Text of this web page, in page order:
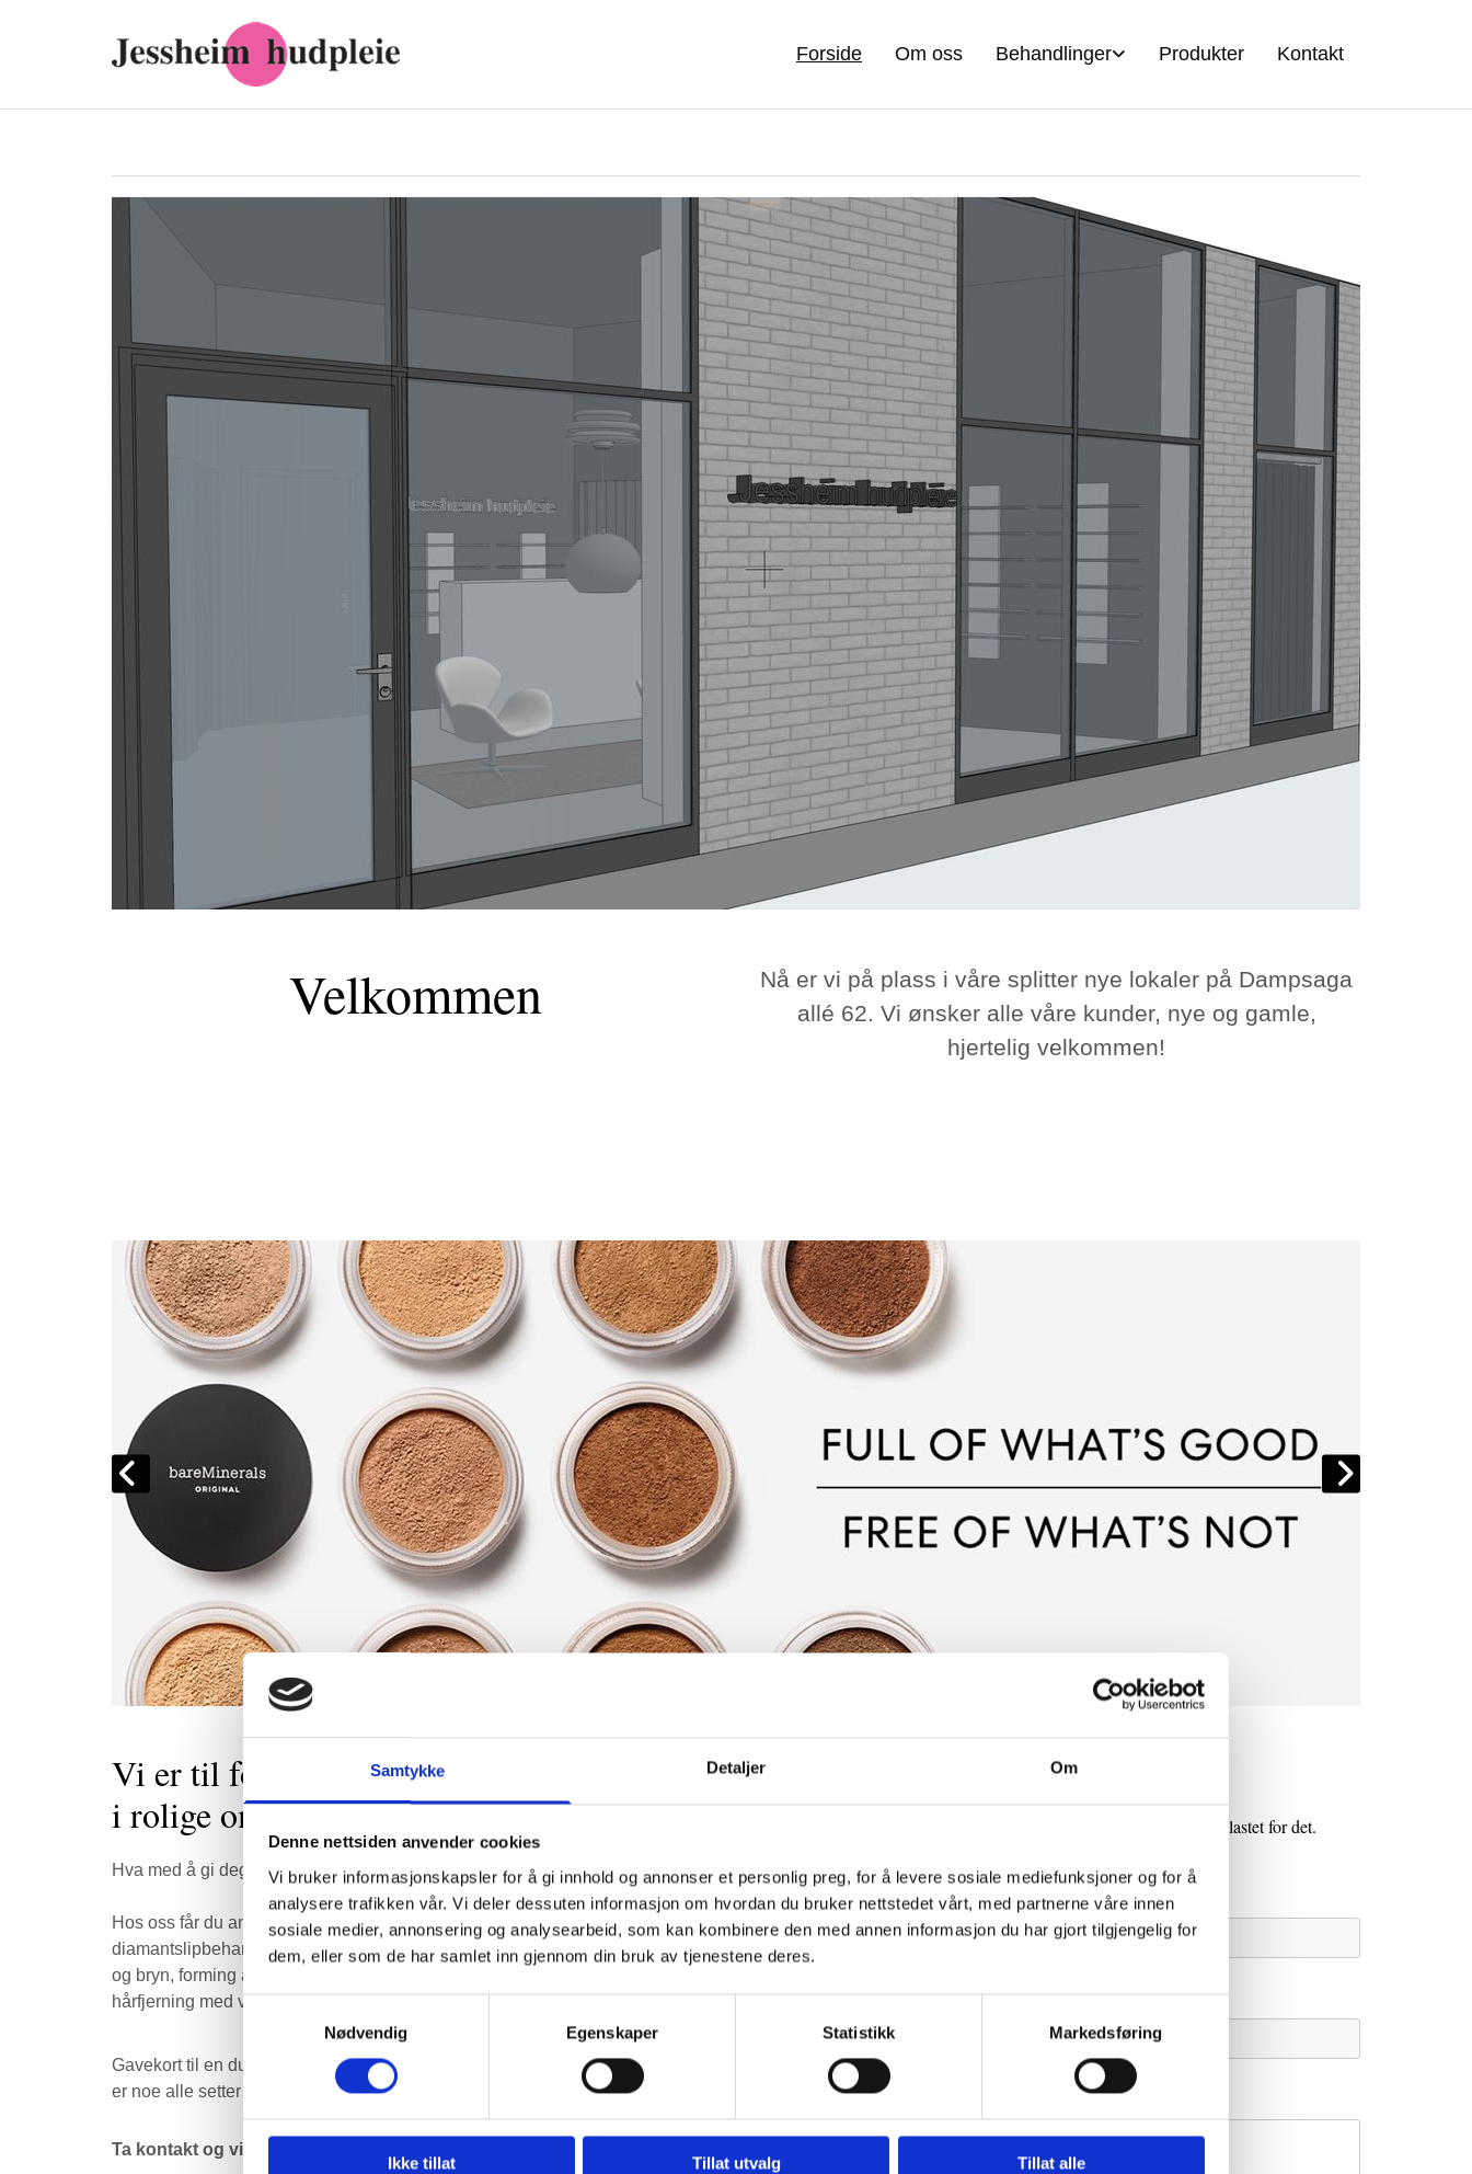
Samtykke Detaljer Om
Denne nettsiden anvender cookies
Vi bruker informasjonskapsler for å gi innhold og annonser et personlig preg, for å levere sosiale mediefunksjoner og for å
analysere trafikken vår. Vi deler dessuten informasjon om hvordan du bruker nettstedet vårt, med partnerne våre innen
sosiale medier, annonsering og analysearbeid, som kan kombinere den med annen informasjon du har gjort tilgjengelig for
dem, eller som de har samlet inn gjennom din bruk av tjenestene deres.
Samtykkevalg
Nødvendig
Egenskaper Statistikk Markedsføring
Ikke tillat Tillat utvalg Tillat alle
Forside Om oss Behandlinger Produkter Kontakt
Velkommen
Nå er vi på plass i våre splitter nye lokaler på Dampsaga
allé 62. Vi ønsker alle våre kunder, nye og gamle,
hjertelig velkommen!
Vi er til for å gi deg avslapning og velvære
i rolige omgivelser
Hva med å gi deg selv et pusterom i en ellers så hektisk hverdag?
Hos oss får du ansiktsbehandling, melkesyrebehandling,
diamantslipbehandling, fotpleie, håndpleie, shellac, vippeløft, farging av vipper
og bryn, forming av bryn, makeup, makeup m/ veiledning, brudemakeup,
hårfjerning med voks ansikt/kropp, braziliansk, elektrolyse i ansikt.
Gavekort til en du er glad i, eller til deg selv? En time til avslapping og velvære
er noe alle setter pris på.
Ta kontakt og vi hjelper deg så gjerne!
Timebestilling
Reserverte timer må avbestilles 24 timer i forveien for å slippe å bli belastet for det.
Navn*
E-post* Telefon*
Ønsket behandlig og tidspunkt